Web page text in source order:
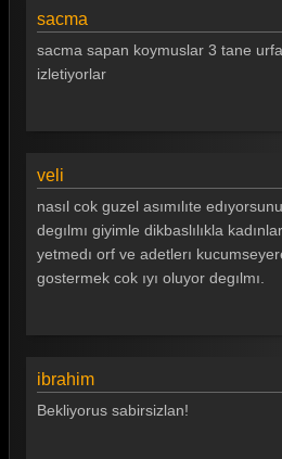
sacma
sacma sapan koymuslar 3 tane
izletiyorlar
veli
nasıl cok guzel asımılıte
degılmı giyimle dikbaslılıkla
yetmedı orf ve adetlerı
gostermek cok ıyı oluyor degılmı.
ibrahim
Bekliyorus sabirsizlan!